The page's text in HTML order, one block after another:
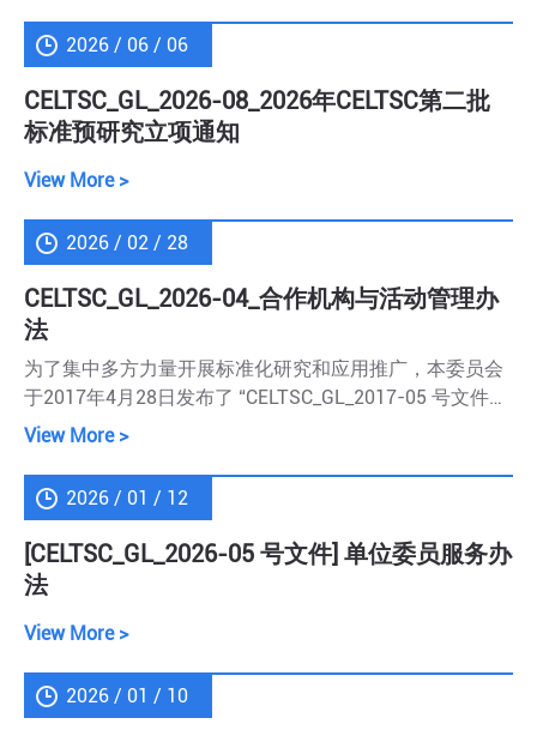
2026 / 06 / 06
CELTSC_GL_2026-08_2026年CELTSC第二批
标准预研究立项通知
View More >
2026 / 02 / 28
CELTSC_GL_2026-04_合作机构与活动管理办
法
为了集中多方力量开展标准化研究和应用推广，本委员会
于2017年4月28日发布了 “CELTSC_GL_2017-05 号文件合
作机构与活动管理办法（试行）”。现根据试行情况和反馈
法”如下：
View More >
2026 / 01 / 12
[CELTSC_GL_2026-05 号文件] 单位委员服务办
法
View More >
2026 / 01 / 10